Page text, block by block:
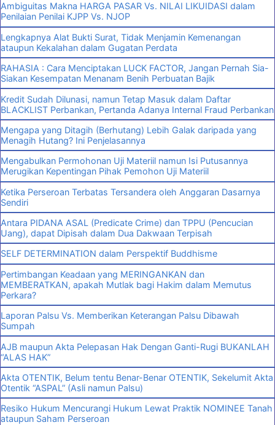
Ambiguitas Makna HARGA PASAR Vs. NILAI LIKUIDASI dalam
Penilaian Penilai KJPP Vs. NJOP
Lengkapnya Alat Bukti Surat, Tidak Menjamin Kemenangan
ataupun Kekalahan dalam Gugatan Perdata
RAHASIA : Cara Menciptakan LUCK FACTOR, Jangan Pernah Sia-
Siakan Kesempatan Menanam Benih Perbuatan Bajik
Kredit Sudah Dilunasi, namun Tetap Masuk dalam Daftar
BLACKLIST Perbankan, Pertanda Adanya Internal Fraud Perbankan
Mengapa yang Ditagih (Berhutang) Lebih Galak daripada yang
Menagih Hutang? Ini Penjelasannya
Mengabulkan Permohonan Uji Materiil namun Isi Putusannya
Merugikan Kepentingan Pihak Pemohon Uji Materiil
Ketika Perseroan Terbatas Tersandera oleh Anggaran Dasarnya
Sendiri
Antara PIDANA ASAL (Predicate Crime) dan TPPU (Pencucian
Uang), dapat Dipisah dalam Dua Dakwaan Terpisah
SELF DETERMINATION dalam Perspektif Buddhisme
Pertimbangan Keadaan yang MERINGANKAN dan
MEMBERATKAN, apakah Mutlak bagi Hakim dalam Memutus
Perkara?
Laporan Palsu Vs. Memberikan Keterangan Palsu Dibawah
Sumpah
AJB maupun Akta Pelepasan Hak Dengan Ganti-Rugi BUKANLAH
“ALAS HAK”
Akta OTENTIK, Belum tentu Benar-Benar OTENTIK, Sekelumit Akta
Otentik “ASPAL” (Asli namun Palsu)
Resiko Hukum Mencurangi Hukum Lewat Praktik NOMINEE Tanah
ataupun Saham Perseroan